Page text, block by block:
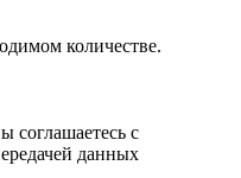
количестве.
соглашаетесь с
данных